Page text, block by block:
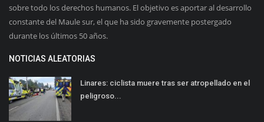
sobre todo los derechos humanos. El objetivo es aportar al desarrollo
constante del Maule sur, el que ha sido gravemente postergado
durante los últimos 50 años.
NOTICIAS ALEATORIAS
Linares: ciclista muere tras ser atropellado en el
peligroso...